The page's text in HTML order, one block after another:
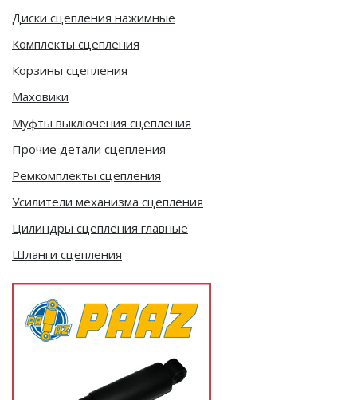
Диски сцепления нажимные
Комплекты сцепления
Корзины сцепления
Маховики
Муфты выключения сцепления
Прочие детали сцепления
Ремкомплекты сцепления
Усилители механизма сцепления
Цилиндры сцепления главные
Шланги сцепления